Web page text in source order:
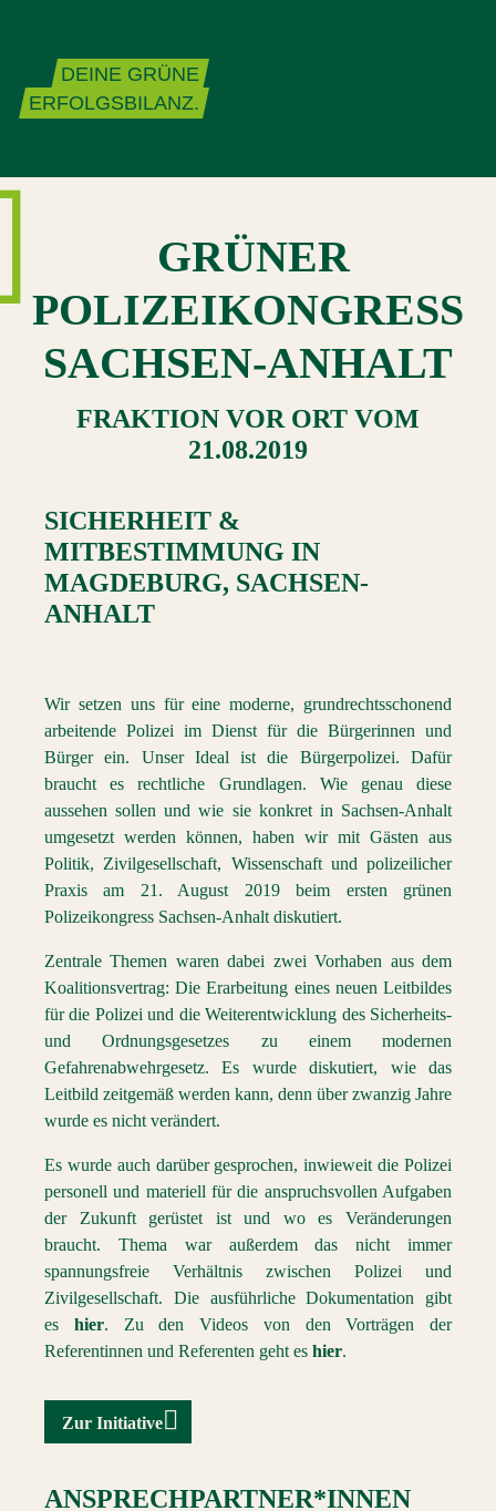
DEINE GRÜNE
ERFOLGSBILANZ.
GRÜNER
POLIZEIKONGRESS
SACHSEN-ANHALT
FRAKTION VOR ORT VOM
21.08.2019
SICHERHEIT &
MITBESTIMMUNG IN
MAGDEBURG, SACHSEN-
ANHALT
Wir setzen uns für eine moderne, grundrechtsschonend
arbeitende Polizei im Dienst für die Bürgerinnen und
Bürger ein. Unser Ideal ist die Bürgerpolizei. Dafür
braucht es rechtliche Grundlagen. Wie genau diese
aussehen sollen und wie sie konkret in Sachsen-Anhalt
umgesetzt werden können, haben wir mit Gästen aus
Politik, Zivilgesellschaft, Wissenschaft und polizeilicher
Praxis am 21. August 2019 beim ersten grünen
Polizeikongress Sachsen-Anhalt diskutiert.
Zentrale Themen waren dabei zwei Vorhaben aus dem
Koalitionsvertrag: Die Erarbeitung eines neuen Leitbildes
für die Polizei und die Weiterentwicklung des Sicherheits-
und Ordnungsgesetzes zu einem modernen
Gefahrenabwehrgesetz. Es wurde diskutiert, wie das
Leitbild zeitgemäß werden kann, denn über zwanzig Jahre
wurde es nicht verändert.
Es wurde auch darüber gesprochen, inwieweit die Polizei
personell und materiell für die anspruchsvollen Aufgaben
der Zukunft gerüstet ist und wo es Veränderungen
braucht. Thema war außerdem das nicht immer
spannungsfreie Verhältnis zwischen Polizei und
Zivilgesellschaft. Die ausführliche Dokumentation gibt
es hier. Zu den Videos von den Vorträgen der
Referentinnen und Referenten geht es hier.
Zur Initiative
ANSPRECHPARTNER*INNEN